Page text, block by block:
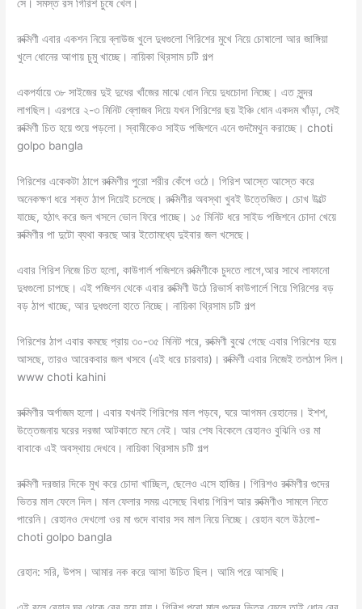
সে। সমস্ত রস গিরিশ চুষে খেল।
রুক্মিণী এবার একশন নিয়ে ব্লাউজ খুলে দুধগুলো গিরিশের মুখে নিয়ে চোষালো আর জাঙ্গিয়া
খুলে ধোনের আগায় চুমু খাচ্ছে। নায়িকা থ্রিসাম চটি গল্প
একপর্যায়ে ৩৮ সাইজের দুই দুধের খাঁজের মাঝে ধোন নিয়ে দুধচোদা নিচ্ছে। এত সুন্দর
লাগছিল। এরপরে ২-৩ মিনিট ব্লোজব দিয়ে যখন গিরিশের ছয় ইঞ্চি ধোন একদম খাঁড়া, সেই
রুক্মিণী চিত হয়ে শুয়ে পড়লো। স্বামীকেও সাইড পজিশনে এনে গুদমৈথুন করাচ্ছে। choti
golpo bangla
গিরিশের একেকটা ঠাপে রুক্মিণীর পুরো শরীর কেঁপে ওঠে। গিরিশ আস্তে আস্তে করে
অনেকক্ষণ ধরে শক্ত ঠাপ দিয়েই চলেছে। রুক্মিণীর অবস্থা খুবই উত্তেজিত। চোখ উল্টে
যাচ্ছে, হঠাৎ করে জল খসলে ভোল ফিরে পাচ্ছে। ১৫ মিনিট ধরে সাইড পজিশনে চোদা খেয়ে
রুক্মিণীর পা দুটো ব্যথা করছে আর ইতোমধ্যে দুইবার জল খসেছে।
এবার গিরিশ নিজে চিত হলো, কাউগার্ল পজিশনে রুক্মিণীকে চুদতে লাগে,আর সাথে লাফানো
দুধগুলো চাপছে। এই পজিশন থেকে এবার রুক্মিণী উঠে রিভার্স কাউগার্লে গিয়ে গিরিশের বড়
বড় ঠাপ খাচ্ছে, আর দুধগুলো হাতে নিচ্ছে। নায়িকা থ্রিসাম চটি গল্প
গিরিশের ঠাপ এবার কমছে প্রায় ৩০-৩৫ মিনিট পরে, রুক্মিণী বুঝে গেছে এবার গিরিশের হয়ে
আসছে, তারও আরেকবার জল খসবে (এই ধরে চারবার)। রুক্মিণী এবার নিজেই তলঠাপ দিল।
www choti kahini
রুক্মিণীর অর্গাজম হলো। এবার যখনই গিরিশের মাল পড়বে, ঘরে আগমন রেহানের। ইশশ,
উত্তেজনায় ঘরের দরজা আটকাতে মনে নেই। আর শেষ বিকেলে রেহানও বুঝিনি ওর মা
বাবাকে এই অবস্থায় দেখবে। নায়িকা থ্রিসাম চটি গল্প
রুক্মিণী দরজার দিকে মুখ করে চোদা খাচ্ছিল, ছেলেও এসে হাজির। গিরিশও রুক্মিণীর গুদের
ভিতর মাল ফেলে দিল। মাল ফেলার সময় এসেছে বিধায় গিরিশ আর রুক্মিণীও সামলে নিতে
পারেনি। রেহানও দেখলো ওর মা গুদে বাবার সব মাল নিয়ে নিচ্ছে। রেহান বলে উঠলো-
choti golpo bangla
রেহান: সরি, উপস। আমার নক করে আসা উচিত ছিল। আমি পরে আসছি।